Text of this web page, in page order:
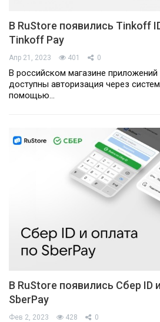
В RuStore появились Tinkoff
Tinkoff Pay
Апр 21, 2023 401 0
В российском магазине приложений
доступны авторизация через
помощью…
В RuStore появились Сбер ID
SberPay
Фев 2, 2023 428 0